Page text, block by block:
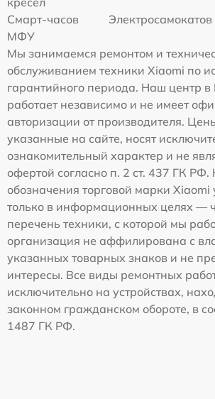
Смарт-часов
Электросамокатов
МФУ
Мы занимаемся ремонтом и
обслуживанием техники Xiaomi по
гарантийного периода. Наш центр
работает независимо и не имеет
авторизации от производителя.
указанные на сайте, носят
ознакомительный характер и не
офертой согласно п. 2 ст. 437 ГК РФ.
обозначения торговой марки
только в информационных целях —
перечень техники, с которой мы
организация не аффилирована с
указанных товарных знаков и не
интересы. Все виды ремонтных
исключительно на устройствах,
законном гражданском обороте, в
1487 ГК РФ.